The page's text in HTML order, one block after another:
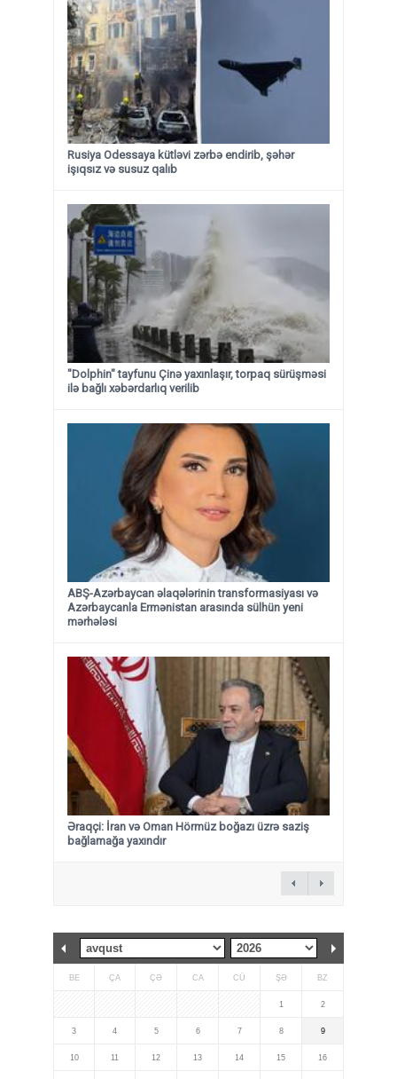
Rusiya Odessaya kütləvi zərbə endirib, şəhər
işıqsız və susuz qalıb
"Dolphin" tayfunu Çinə yaxınlaşır, torpaq sürüşməsi
ilə bağlı xəbərdarlıq verilib
ABŞ-Azərbaycan əlaqələrinin transformasiyası və
Azərbaycanla Ermənistan arasında sülhün yeni
mərhələsi
Əraqçi: İran və Oman Hörmüz boğazı üzrə saziş
bağlamağa yaxındır
BE ÇA ÇƏ CA CÜ ŞƏ BZ
1 2
3 4 5 6 7 8 9
10 11 12 13 14 15 16